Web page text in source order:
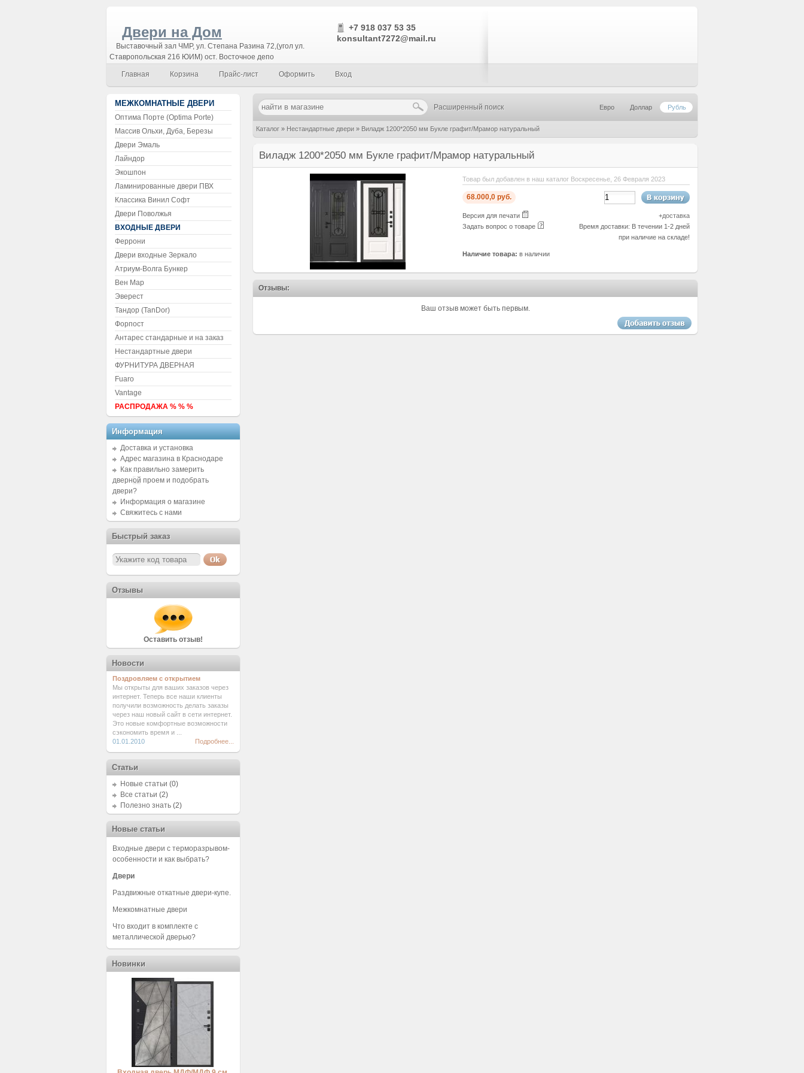
Двери на Дом
Выставочный зал ЧМР, ул. Степана Разина 72,(угол ул.
Ставропольская 216 ЮИМ) ост. Восточное депо
+7 918 037 53 35
konsultant7272@mail.ru
Главная Корзина Прайс-лист Оформить Вход
Расширенный поиск Евро Доллар Рубль
Каталог » Нестандартные двери » Виладж 1200*2050 мм Букле графит/Мрамор натуральный
Виладж 1200*2050 мм Букле графит/Мрамор натуральный
Товар был добавлен в наш каталог Воскресенье, 26 Февраля 2023
68.000,0 руб.
Версия для печати
Задать вопрос о товаре
+доставка
Время доставки: В течении 1-2 дней
при наличие на складе!
Наличие товара: в наличии
Отзывы:
Ваш отзыв может быть первым.
МЕЖКОМНАТНЫЕ ДВЕРИ
Оптима Порте (Optima Porte)
Массив Ольхи, Дуба, Березы
Двери Эмаль
Лайндор
Экошпон
Ламинированные двери ПВХ
Классика Винил Софт
Двери Поволжья
ВХОДНЫЕ ДВЕРИ
Феррони
Двери входные Зеркало
Атриум-Волга Бункер
Вен Мар
Эверест
Тандор (TanDor)
Форпост
Антарес стандарные и на заказ
Нестандартные двери
ФУРНИТУРА ДВЕРНАЯ
Fuaro
Vantage
РАСПРОДАЖА % % %
Информация
Доставка и установка
Адрес магазина в Краснодаре
Как правильно замерить
дверной проем и подобрать
двери?
Информация о магазине
Свяжитесь с нами
Быстрый заказ
Отзывы
Оставить отзыв!
Новости
Поздровляем с открытием
Мы открыты для ваших заказов через
интернет. Теперь все наши клиенты
получили возможность делать заказы
через наш новый сайт в сети интернет.
Это новые комфортные возможности
сэкономить время и ...
01.01.2010
Подробнее...
Статьи
Новые статьи (0)
Все статьи (2)
Полезно знать (2)
Новые статьи
Входные двери с терморазрывом-
особенности и как выбрать?
Двери
Раздвижные откатные двери-купе.
Межкомнатные двери
Что входит в комплекте с
металлической дверью?
Новинки